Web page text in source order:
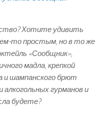
Хотите удивить
то простым, но в то же
«Сообщник»,
мадла, крепкой
и шампанского брют
гурманов и
будете?